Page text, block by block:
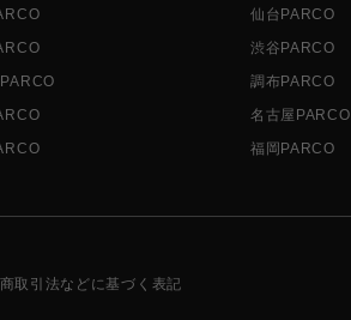
仙台PARCO
渋谷PARCO
調布PARCO
名古屋PARCO
福岡PARCO
取引法などに基づく表記